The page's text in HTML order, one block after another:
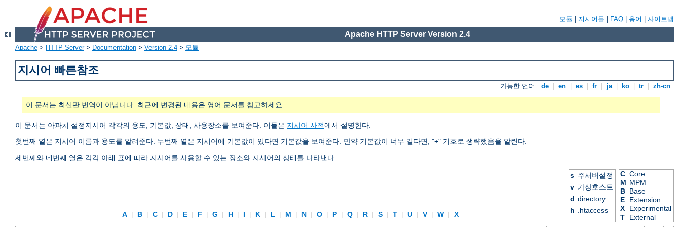
모듈 지시어들 FAQ 용어 사이트맵
Apache HTTP Server Version 2.4
Apache > HTTP Server> Documentation > Version 2.4 > 모듈
지시어 빠른참조
가능한 언어: de en es fr ja ko tr zh-cn
이 문서는 최신판 번역이 아닙니다. 최근에 변경된 내용은 영어 문서를 참고하세요.
이 문서는 아파치 설정지시어 각각의 용도, 기본값, 상태, 사용장소를 보여준다. 이들은 지시어 사전에서 설명한다.
첫번째 열은 지시어 이름과 용도를 알려준다. 두번째 열은 지시어에 기본값이 있다면 기본값을 보여준다. 만약 기본값이 너무 길다면, "+" 기호로 생략했음을 알린다.
세번째와 네번째 열은 각각 아래 표에 따라 지시어를 사용할 수 있는 장소와 지시어의 상태를 나타낸다.
A | B | C | D | E | F | G | H | I | K | L | M | N | O | P | Q | R | S | T | U | V | W | X
s 주서버설정
v 가상호스트
d directory
h .htaccess
C Core
M MPM
B Base
E
Extension
X
Experimental
T
External